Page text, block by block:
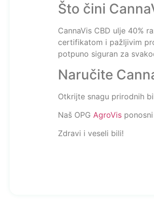
Što čini
CannaVis CBD ulje 40%
certifikatom i pažljivim
potpuno siguran za
Naručite
Otkrijte snagu prirodnih
Naš OPG AgroVis
Zdravi i veseli bili!